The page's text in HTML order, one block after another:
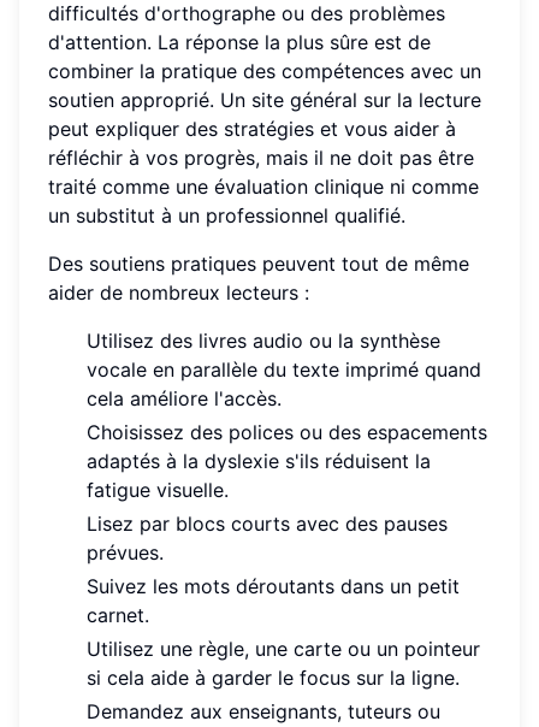
difficultés d'orthographe ou des problèmes
d'attention. La réponse la plus sûre est de
combiner la pratique des compétences avec un
soutien approprié. Un site général sur la lecture
peut expliquer des stratégies et vous aider à
réfléchir à vos progrès, mais il ne doit pas être
traité comme une évaluation clinique ni comme
un substitut à un professionnel qualifié.
Des soutiens pratiques peuvent tout de même
aider de nombreux lecteurs :
Utilisez des livres audio ou la synthèse
vocale en parallèle du texte imprimé quand
cela améliore l'accès.
Choisissez des polices ou des espacements
adaptés à la dyslexie s'ils réduisent la
fatigue visuelle.
Lisez par blocs courts avec des pauses
prévues.
Suivez les mots déroutants dans un petit
carnet.
Utilisez une règle, une carte ou un pointeur
si cela aide à garder le focus sur la ligne.
Demandez aux enseignants, tuteurs ou